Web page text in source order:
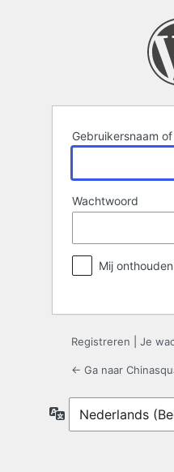
Gebruikersnaam
Wachtwoord
Mij onthouden
Registreren Je
← Ga naar
Taal